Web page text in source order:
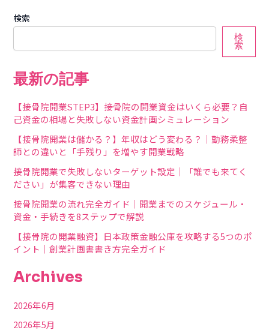
検索
検
索
最新の記事
【接骨院開業STEP3】接骨院の開業資金はいくら必要？自
己資金の相場と失敗しない資金計画シミュレーション
【接骨院開業は儲かる？】年収はどう変わる？｜勤務柔整
師との違いと「手残り」を増やす開業戦略
接骨院開業で失敗しないターゲット設定｜「誰でも来てく
ださい」が集客できない理由
接骨院開業の流れ完全ガイド｜開業までのスケジュール・
資金・手続きを8ステップで解説
【接骨院の開業融資】日本政策金融公庫を攻略する5つのポ
イント｜創業計画書書き方完全ガイド
Archives
2026年6月
2026年5月